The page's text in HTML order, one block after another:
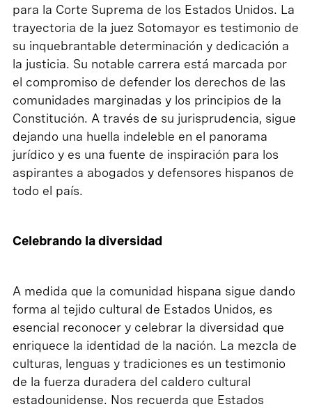
para la Corte Suprema de los Estados Unidos. La
trayectoria de la juez Sotomayor es testimonio de
su inquebrantable determinación y dedicación a
la justicia. Su notable carrera está marcada por
el compromiso de defender los derechos de las
comunidades marginadas y los principios de la
Constitución. A través de su jurisprudencia, sigue
dejando una huella indeleble en el panorama
jurídico y es una fuente de inspiración para los
aspirantes a abogados y defensores hispanos de
todo el país.
Celebrando la diversidad
A medida que la comunidad hispana sigue dando
forma al tejido cultural de Estados Unidos, es
esencial reconocer y celebrar la diversidad que
enriquece la identidad de la nación. La mezcla de
culturas, lenguas y tradiciones es un testimonio
de la fuerza duradera del caldero cultural
estadounidense. Nos recuerda que Estados